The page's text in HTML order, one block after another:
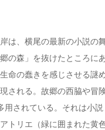
は、横尾の最新の小説の
の森」を抜けたところに
命の蠢きを感じさせる謎
される。故郷の西脇や冒
用されている。それは小
トリエ（緑に囲まれた黄